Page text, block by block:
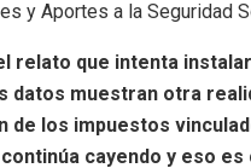
y Aportes a la Seguridad
relato que intenta
datos muestran otra
de los impuestos
cayendo y eso es